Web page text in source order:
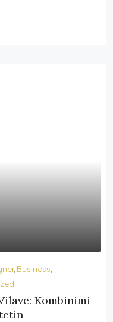
, Business
Kombinimi